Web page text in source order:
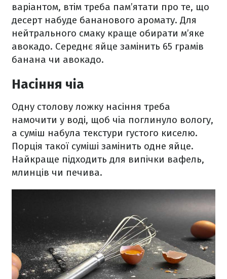
варіантом, втім треба пам’ятати про те, що
десерт набуде бананового аромату. Для
нейтрального смаку краще обирати м’яке
авокадо. Середнє яйце замінить 65 грамів
банана чи авокадо.
Насіння чіа
Одну столову ложку насіння треба
намочити у воді, щоб чіа поглинуло вологу,
а суміш набула текстури густого киселю.
Порція такої суміші замінить одне яйце.
Найкраще підходить для випічки вафель,
млинців чи печива.